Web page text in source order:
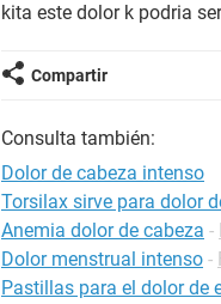
kita este dolor k podria
Compartir
Consulta también:
Dolor de cabeza intenso
Torsilax sirve para dolor
Anemia dolor de cabeza -
Dolor menstrual intenso -
Pastillas para el dolor de